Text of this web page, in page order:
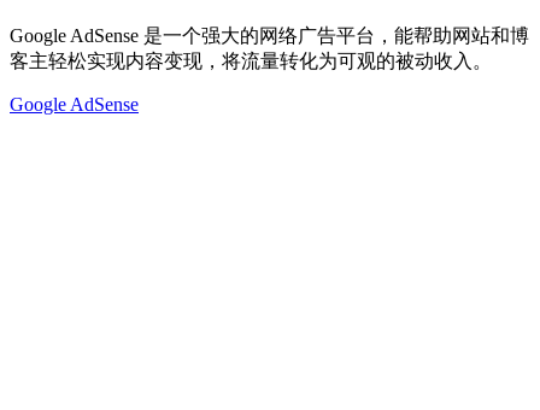
Google AdSense 是一个强大的网络广告平台，能帮助网站和博
客主轻松实现内容变现，将流量转化为可观的被动收入。
Google AdSense